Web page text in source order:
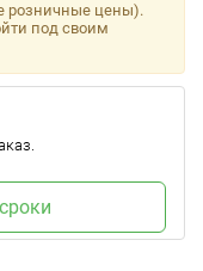
розничные цены).
под своим